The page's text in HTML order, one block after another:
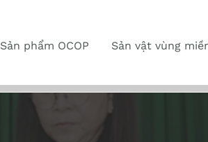
Sản phẩm OCOP Sản vật vùng